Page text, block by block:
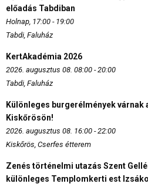
előadás Tabdiban
Holnap, 17:00 - 19:00
Tabdi, Faluház
KertAkadémia 2026
2026. augusztus 08. 08:00 - 20:00
Tabdi, Faluház
Különleges burgerélmények várnak
Kiskőrösön!
2026. augusztus 08. 16:00 - 22:00
Kiskőrös, Cserfes étterem
Zenés történelmi utazás Szent
különleges Templomkerti est